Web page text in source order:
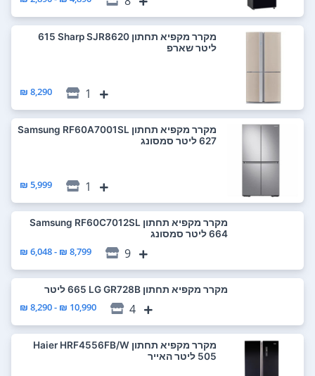
מקרר ‏מקפיא תחתון Sharp SJR8620 ‏615
‏ליטר שארפ
1
8,290 ₪
מקרר ‏מקפיא תחתון Samsung RF60A7001SL
1
5,999 ₪
מקרר ‏מקפיא תחתון Samsung RF60C7012SL
9
8,799 ₪ - 6,048 ₪
מקרר ‏מקפיא תחתון LG GR728B ‏665 ‏ליטר
4
10,990 ₪ - 8,290 ₪
מקרר ‏מקפיא תחתון Haier HRF4556FB/W